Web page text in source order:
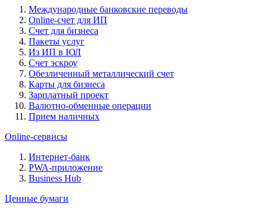
Международные банковские переводы
Online-счет для ИП
Счет для бизнеса
Пакеты услуг
Из ИП в ЮЛ
Счет эскроу
Обезличенный металлический счет
Карты для бизнеса
Зарплатный проект
Валютно-обменные операции
Прием наличных
Online-сервисы
Интернет-банк
PWA-приложение
Business Hub
Ценные бумаги